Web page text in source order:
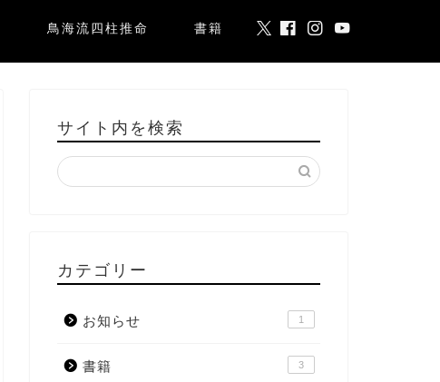
鳥海流四柱推命 書籍
サイト内を検索
カテゴリー
お知らせ 1
書籍 3